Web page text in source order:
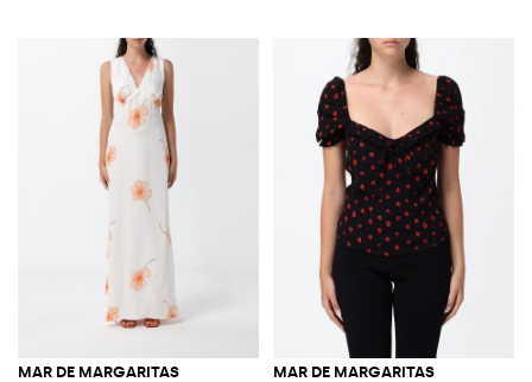
MAR DE MARGARITAS MAR DE MARGARITAS